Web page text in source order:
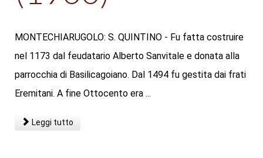
MONTECHIARUGOLO: S. QUINTINO - Fu fatta costruire
nel 1173 dal feudatario Alberto Sanvitale e donata alla
parrocchia di Basilicagoiano. Dal 1494 fu gestita dai frati
Eremitani. A fine Ottocento era ...
Leggi tutto